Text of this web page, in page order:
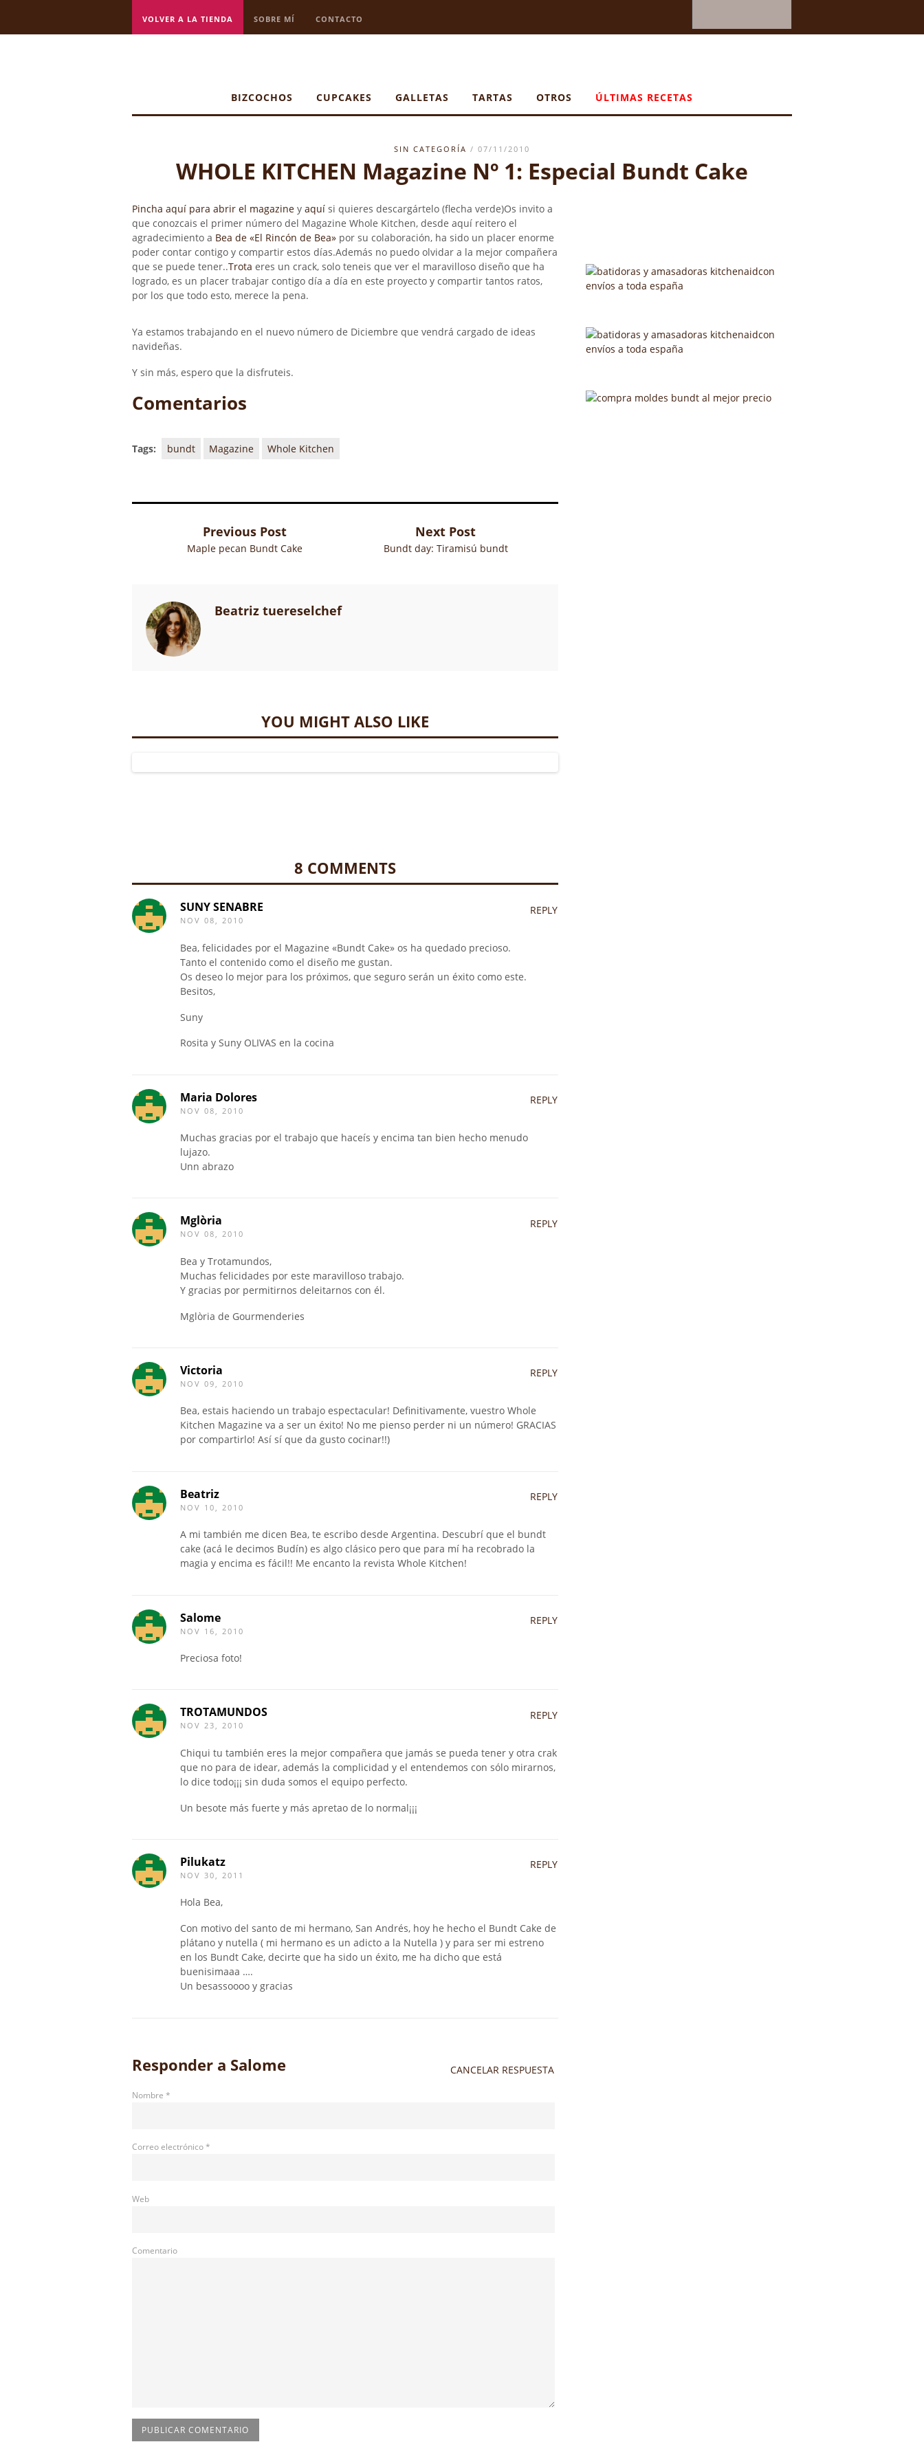
VOLVER A LA TIENDA SOBRE MÍ CONTACTO
BIZCOCHOS CUPCAKES GALLETAS TARTAS OTROS ÚLTIMAS RECETAS
SIN CATEGORÍA / 07/11/2010
WHOLE KITCHEN Magazine Nº 1: Especial Bundt Cake
Pincha aquí para abrir el magazine y aquí si quieres descargártelo (flecha verde)Os invito a
que conozcais el primer número del Magazine Whole Kitchen, desde aquí reitero el
agradecimiento a Bea de «El Rincón de Bea» por su colaboración, ha sido un placer enorme
poder contar contigo y compartir estos días.Además no puedo olvidar a la mejor compañera
que se puede tener..Trota eres un crack, solo teneis que ver el maravilloso diseño que ha
logrado, es un placer trabajar contigo día a día en este proyecto y compartir tantos ratos,
por los que todo esto, merece la pena.
Ya estamos trabajando en el nuevo número de Diciembre que vendrá cargado de ideas
navideñas.
Y sin más, espero que la disfruteis.
Comentarios
Tags: bundt Magazine Whole Kitchen
Previous Post
Maple pecan Bundt Cake
Next Post
Bundt day: Tiramisú bundt
Beatriz tuereselchef
YOU MIGHT ALSO LIKE
8 COMMENTS
SUNY SENABRE
NOV 08, 2010
REPLY
Bea, felicidades por el Magazine «Bundt Cake» os ha quedado precioso.
Tanto el contenido como el diseño me gustan.
Os deseo lo mejor para los próximos, que seguro serán un éxito como este.
Besitos,
Suny
Rosita y Suny OLIVAS en la cocina
Maria Dolores
NOV 08, 2010
REPLY
Muchas gracias por el trabajo que haceís y encima tan bien hecho menudo
lujazo.
Unn abrazo
Mglòria
NOV 08, 2010
REPLY
Bea y Trotamundos,
Muchas felicidades por este maravilloso trabajo.
Y gracias por permitirnos deleitarnos con él.
Mglòria de Gourmenderies
Victoria
NOV 09, 2010
REPLY
Bea, estais haciendo un trabajo espectacular! Definitivamente, vuestro Whole
Kitchen Magazine va a ser un éxito! No me pienso perder ni un número! GRACIAS
por compartirlo! Así sí que da gusto cocinar!!)
Beatriz
NOV 10, 2010
REPLY
A mi también me dicen Bea, te escribo desde Argentina. Descubrí que el bundt
cake (acá le decimos Budín) es algo clásico pero que para mí ha recobrado la
magia y encima es fácil!! Me encanto la revista Whole Kitchen!
Salome
NOV 16, 2010
REPLY
Preciosa foto!
TROTAMUNDOS
NOV 23, 2010
REPLY
Chiqui tu también eres la mejor compañera que jamás se pueda tener y otra crak
que no para de idear, además la complicidad y el entendemos con sólo mirarnos,
lo dice todo¡¡¡ sin duda somos el equipo perfecto.
Un besote más fuerte y más apretao de lo normal¡¡¡
Pilukatz
NOV 30, 2011
REPLY
Hola Bea,
Con motivo del santo de mi hermano, San Andrés, hoy he hecho el Bundt Cake de
plátano y nutella ( mi hermano es un adicto a la Nutella ) y para ser mi estreno
en los Bundt Cake, decirte que ha sido un éxito, me ha dicho que está
buenisimaaa ….
Un besassoooo y gracias
Responder a Salome CANCELAR RESPUESTA
Nombre *
Correo electrónico*
Web
Comentario